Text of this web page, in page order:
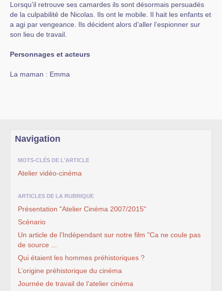
Lorsqu’il retrouve ses camardes ils sont désormais persuadés
de la culpabilité de Nicolas. Ils ont le mobile. Il hait les enfants et
a agi par vengeance. Ils décident alors d’aller l’espionner sur
son lieu de travail.
Personnages et acteurs
La maman : Emma
Navigation
MOTS-CLÉS DE L'ARTICLE
Atelier vidéo-cinéma
ARTICLES DE LA RUBRIQUE
Présentation "Atelier Cinéma 2007/2015"
Scénario
Un article de l’Indépendant sur notre film "Ca ne coule pas
de source ...
Qui étaient les hommes préhistoriques ?
L’origine préhistorique du cinéma
Journée de travail de l’atelier cinéma